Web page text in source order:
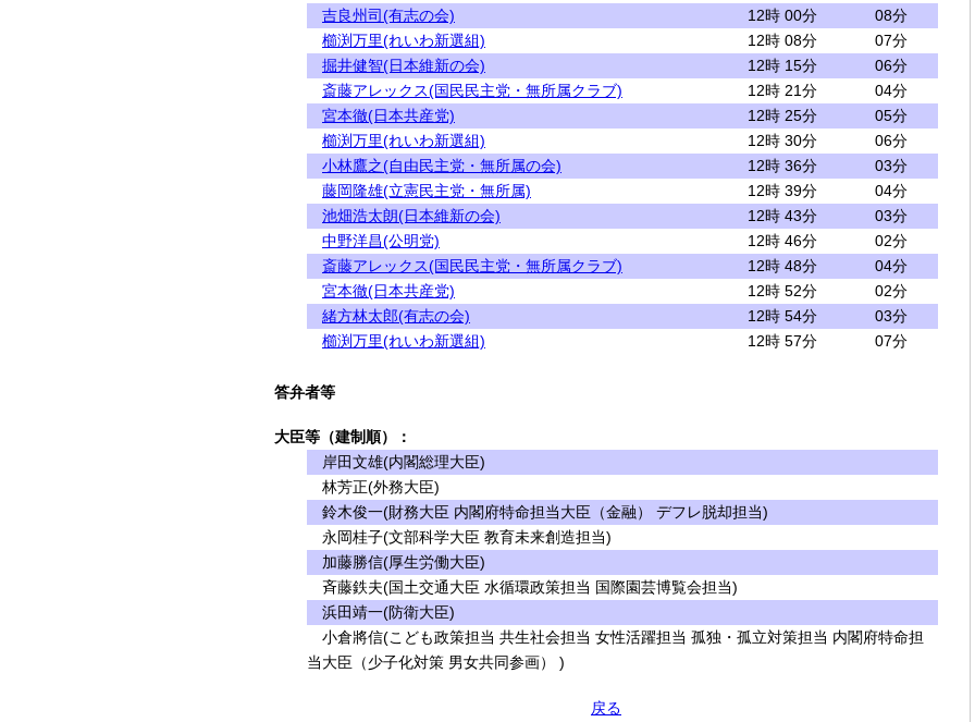
吉良州司(有志の会)
12時 00分
08分
櫛渕万里(れいわ新選組)
12時 08分
07分
掘井健智(日本維新の会)
12時 15分
06分
斎藤アレックス(国民民主党・無所属クラブ)
12時 21分
04分
宮本徹(日本共産党)
12時 25分
05分
櫛渕万里(れいわ新選組)
12時 30分
06分
小林鷹之(自由民主党・無所属の会)
12時 36分
03分
藤岡隆雄(立憲民主党・無所属)
12時 39分
04分
池畑浩太朗(日本維新の会)
12時 43分
03分
中野洋昌(公明党)
12時 46分
02分
斎藤アレックス(国民民主党・無所属クラブ)
12時 48分
04分
宮本徹(日本共産党)
12時 52分
02分
緒方林太郎(有志の会)
12時 54分
03分
櫛渕万里(れいわ新選組)
12時 57分 07分
答弁者等
大臣等（建制順）：
岸田文雄(内閣総理大臣)
林芳正(外務大臣)
鈴木俊一(財務大臣 内閣府特命担当大臣（金融） デフレ脱却担当)
永岡桂子(文部科学大臣 教育未来創造担当)
加藤勝信(厚生労働大臣)
斉藤鉄夫(国土交通大臣 水循環政策担当 国際園芸博覧会担当)
浜田靖一(防衛大臣)
小倉將信(こども政策担当 共生社会担当 女性活躍担当 孤独・孤立対策担当 内閣府特命担
当大臣（少子化対策 男女共同参画） )
戻る